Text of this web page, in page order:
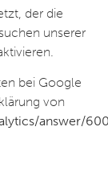
der die
unserer
bei Google
von
answer/